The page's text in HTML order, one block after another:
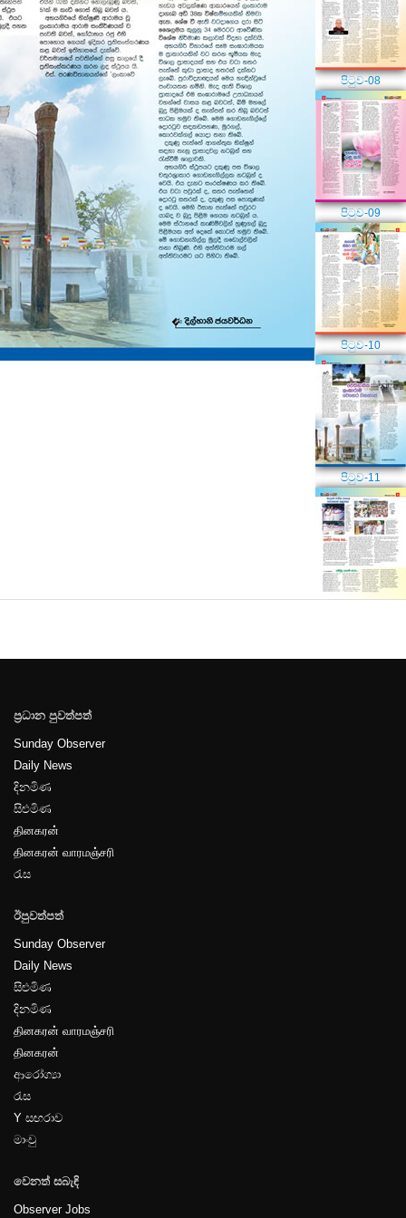
පිටුව-08
පිටුව-09
පිටුව-10
පිටුව-11
ප්‍රධාන පුවත්පත්
Sunday Observer
Daily News
දිනමිණ
සිළුමිණ
தினகரன்
தினகரன் வாரமஞ்சரி
රැස
ඊපුවත්පත්
Sunday Observer
Daily News
සිළුමිණ
දිනමිණ
தினகரன் வாரமஞ்சரி
தினகரன்
ආරෝග්‍යා
රැස
Y සඟරාව
මාංචු
වෙනත් සබැඳි
Observer Jobs